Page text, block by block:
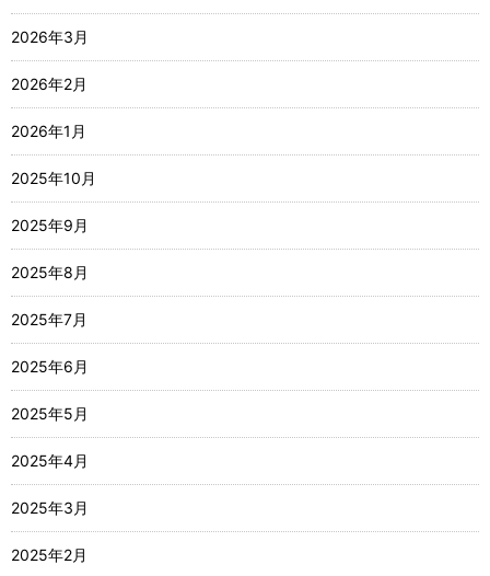
2026年3月
2026年2月
2026年1月
2025年10月
2025年9月
2025年8月
2025年7月
2025年6月
2025年5月
2025年4月
2025年3月
2025年2月